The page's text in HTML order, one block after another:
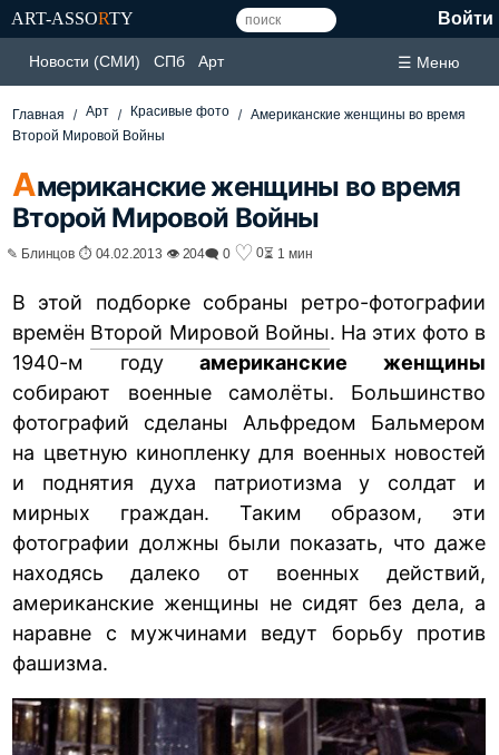
ART-ASSORTY Войти
Новости (СМИ) СПб Арт ☰ Меню
Главная Арт Красивые фото
Американские женщины во время
Второй Мировой Войны
Американские женщины во время
Второй Мировой Войны
✎ Блинцов ⏱ 04.02.2013 👁 204🗨 0 ♡ 0⏳ 1 мин
В этой подборке собраны ретро-фотографии
времён Второй Мировой Войны. На этих фото в
1940-м годуамериканские женщины
собирают военные самолёты. Большинство
фотографий сделаны Альфредом Бальмером
на цветную кинопленку для военных новостей
и поднятия духа патриотизма у солдат и
мирных граждан. Таким образом, эти
фотографии должны были показать, что даже
находясь далеко от военных действий,
американские женщины не сидят без дела, а
наравне с мужчинами ведут борьбу против
фашизма.